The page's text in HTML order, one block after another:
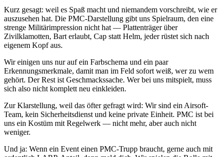
Kurz gesagt: weil es Spaß macht und niemandem vorschreibt, wie er
auszusehen hat. Die PMC-Darstellung gibt uns Spielraum, den eine
strenge Militärimpression nicht hat — Plattenträger über
Zivilklamotten, Bart erlaubt, Cap statt Helm, jeder rüstet sich nach
eigenem Kopf aus.
Wir einigen uns nur auf ein Farbschema und ein paar
Erkennungsmerkmale, damit man im Feld sofort weiß, wer zu wem
gehört. Der Rest ist Geschmackssache. Wer bei uns mitspielt, muss
sich also nicht komplett neu einkleiden.
Zur Klarstellung, weil das öfter gefragt wird: Wir sind ein Airsoft-
Team, kein Sicherheitsdienst und keine private Einheit. PMC ist bei
uns ein Kostüm mit Regelwerk — nicht mehr, aber auch nicht
weniger.
Und ja: Wenn ein Event einen PMC-Trupp braucht, gerne auch mit